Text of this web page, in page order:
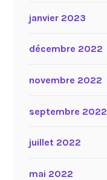
janvier 2023
décembre 2022
novembre 2022
septembre 2022
juillet 2022
mai 2022